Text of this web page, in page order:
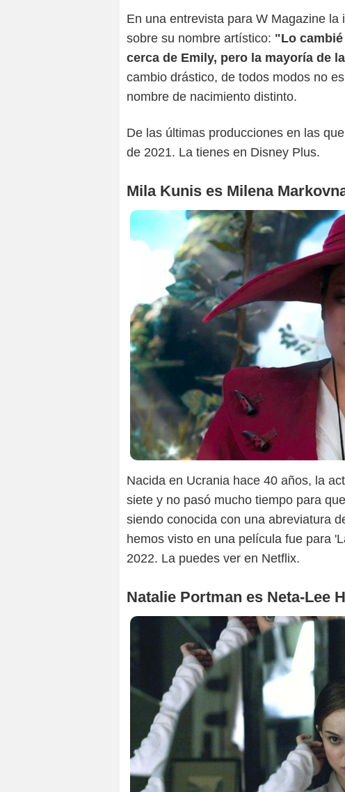
En una entrevista para W Magazine
sobre su nombre artístico: "Lo cambié
cerca de Emily, pero la mayoría de
cambio drástico, de todos modos no
nombre de nacimiento distinto.
De las últimas producciones en las
de 2021. La tienes en Disney Plus.
Mila Kunis es Milena
Nacida en Ucrania hace 40 años, la
siete y no pasó mucho tiempo para
siendo conocida con una abreviatura
hemos visto en una película fue para
2022. La puedes ver en Netflix.
Natalie Portman es Neta-Lee
Winona